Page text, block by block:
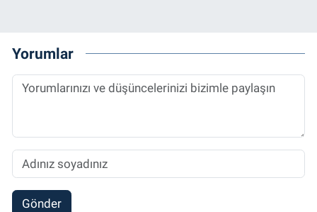
Yorumlar
Gönder